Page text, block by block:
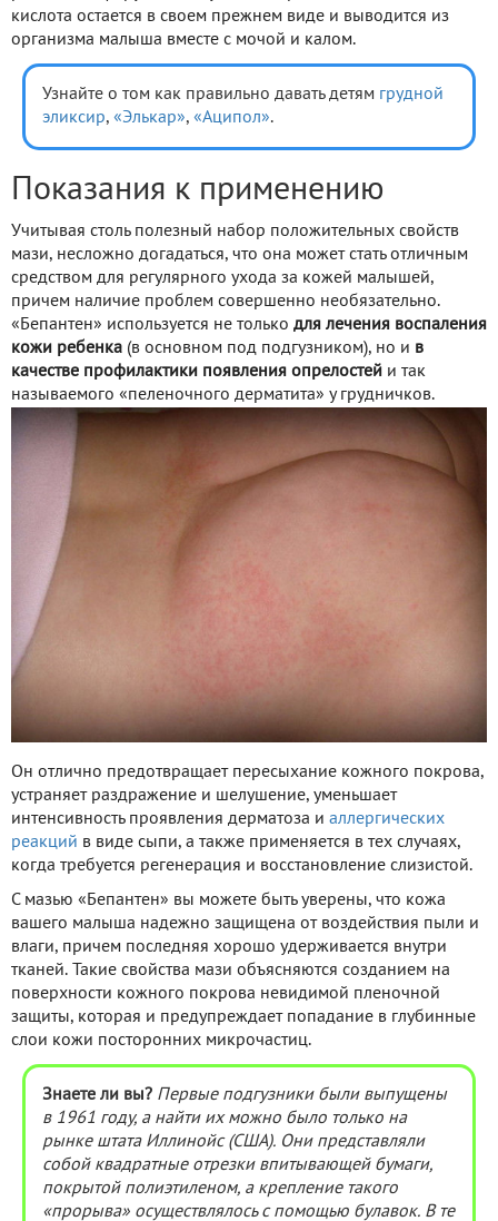
кислота остается в своем прежнем виде и выводится из
организма малыша вместе с мочой и калом.
Узнайте о том как правильно давать детям грудной
эликсир, «Элькар», «Аципол».
Показания к применению
Учитывая столь полезный набор положительных свойств
мази, несложно догадаться, что она может стать отличным
средством для регулярного ухода за кожей малышей,
причем наличие проблем совершенно необязательно.
«Бепантен» используется не только для лечения воспаления
кожи ребенка (в основном под подгузником), но и в
качестве профилактики появления опрелостей и так
называемого «пеленочного дерматита» у грудничков.
Он отлично предотвращает пересыхание кожного покрова,
устраняет раздражение и шелушение, уменьшает
интенсивность проявления дерматоза и аллергических
реакций в виде сыпи, а также применяется в тех случаях,
когда требуется регенерация и восстановление слизистой.
С мазью «Бепантен» вы можете быть уверены, что кожа
вашего малыша надежно защищена от воздействия пыли и
влаги, причем последняя хорошо удерживается внутри
тканей. Такие свойства мази объясняются созданием на
поверхности кожного покрова невидимой пленочной
защиты, которая и предупреждает попадание в глубинные
слои кожи посторонних микрочастиц.
Знаете ли вы? Первые подгузники были выпущены
в 1961 году, а найти их можно было только на
рынке штата Иллинойс (США). Они представляли
собой квадратные отрезки впитывающей бумаги,
покрытой полиэтиленом, а крепление такого
«прорыва» осуществлялось с помощью булавок. В те